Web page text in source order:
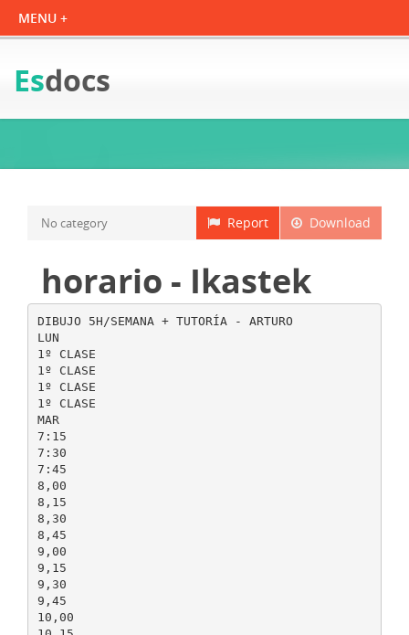
Esdocs
Download
Report
No category
horario - Ikastek
DIBUJO 5H/SEMANA + TUTORÍA - ARTURO
LUN
1º CLASE
1º CLASE
1º CLASE
1º CLASE
MAR
7:15
7:30
7:45
8,00
8,15
8,30
8,45
9,00
9,15
9,30
9,45
10,00